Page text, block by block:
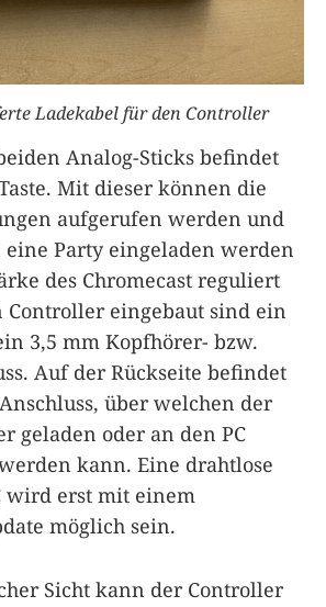
Ladekabel für den Controller
Analog-Sticks befindet
Mit dieser können die
aufgerufen werden und
eine Party eingeladen werden
des Chromecast reguliert
eingebaut sind ein
3,5 mm Kopfhörer- bzw.
Auf der Rückseite befindet
über welchen der
geladen oder an den PC
kann. Eine drahtlose
wird erst mit einem
möglich sein.
Sicht kann der Controller